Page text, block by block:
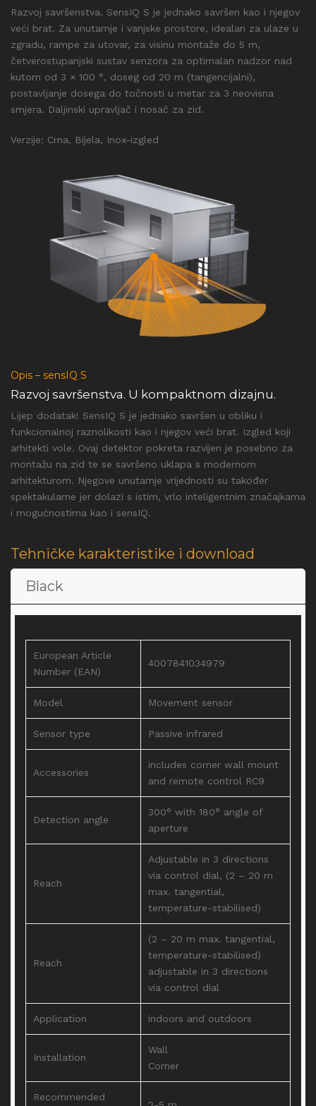
Razvoj savršenstva. SensIQ S je jednako savršen kao i njegov
veći brat. Za unutarnje i vanjske prostore, idealan za ulaze u
zgradu, rampe za utovar, za visinu montaže do 5 m,
četverostupanjski sustav senzora za optimalan nadzor nad
kutom od 3 × 100 °, doseg od 20 m (tangencijalni),
postavljanje dosega do točnosti u metar za 3 neovisna
smjera. Daljinski upravljač i nosač za zid.
Verzije: Crna, Bijela, Inox-izgled
Opis – sensIQ S
Razvoj savršenstva. U kompaktnom dizajnu.
Lijep dodatak! SensIQ S je jednako savršen u obliku i
funkcionalnoj raznolikosti kao i njegov veći brat. Izgled koji
arhitekti vole. Ovaj detektor pokreta razvijen je posebno za
montažu na zid te se savršeno uklapa s modernom
arhitekturom. Njegove unutarnje vrijednosti su također
spektakularne jer dolazi s istim, vrlo inteligentnim značajkama
i mogućnostima kao i sensIQ.
Tehničke karakteristike i download
Black
European Article
Number (EAN)
4007841034979
Model Movement sensor
Sensor type Passive infrared
Accessories
includes corner wall mount
and remote control RC9
Detection angle
300° with 180° angle of
aperture
Reach
Adjustable in 3 directions
via control dial, (2 – 20 m
max. tangential,
temperature-stabilised)
Reach
(2 – 20 m max. tangential,
temperature-stabilised)
adjustable in 3 directions
via control dial
Application indoors and outdoors
Installation
Wall
Corner
Recommended